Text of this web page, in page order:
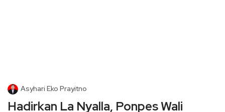
Asyhari Eko Prayitno
Hadirkan La Nyalla, Ponpes Wali